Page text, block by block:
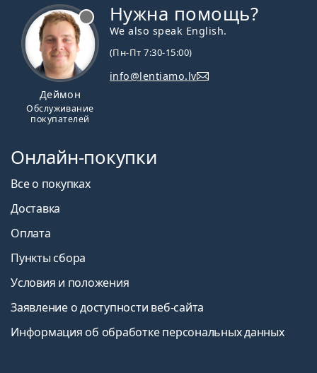
Деймон
Обслуживание
покупателей
Нужна помощь?
We also speak English.
(Пн-Пт 7:30-15:00)
info@lentiamo.lv
Онлайн-покупки
Все о покупках
Доставка
Оплата
Пункты сбора
Условия и положения
Заявление о доступности веб-сайта
Информация об обработке персональных данных